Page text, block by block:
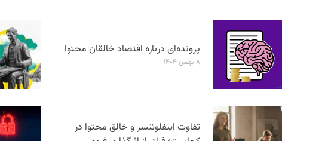
پرونده‌ای درباره اقتصاد خالقان محتوا
۸ بهمن ۱۴۰۴
تفاوت اینفلوئنسر و خالق محتوا در